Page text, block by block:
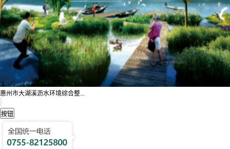
惠州市大湖溪沥水环境综合整...